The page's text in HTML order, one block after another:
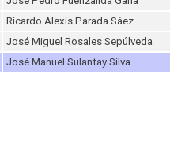
Ricardo Alexis Parada Sáez
José Miguel Rosales Sepúlveda
José Manuel Sulantay Silva